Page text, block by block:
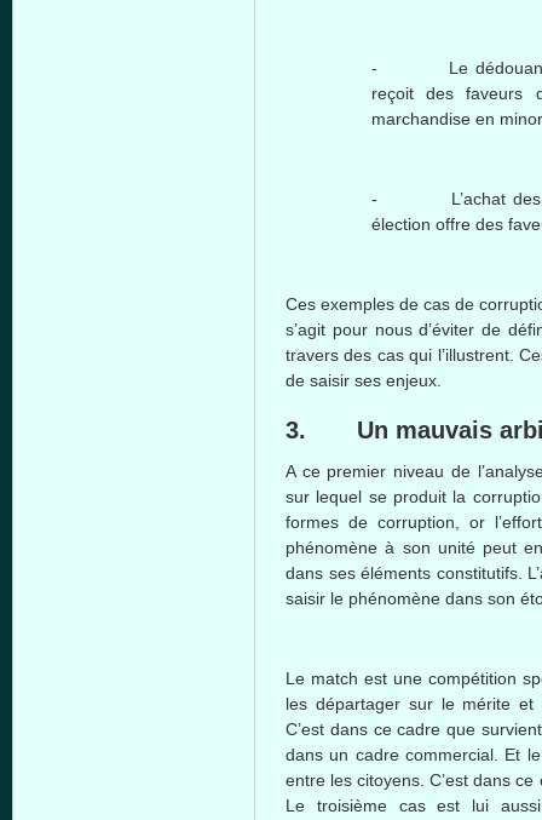
- Le
reçoit desfaveurs
marchandise en
- L’achat
élection offre des
Ces exemples decas de
s’agit pour nous d’éviter de
travers des casqui l’illustrent.
de saisir ses enjeux
3. Un mauvais
A cepremier niveau de
sur lequel se produit la
formes de corruption, or l’effort
phénomène à son unité peut
dans ses éléments constitutifs.
saisir le phénomène dans son
Le match est une compétition
les départager surle mérite et
C’est dans cecadre que survient
dans un cadre commercial. Et
entre lescitoyens .C’est dans ce
Le troisième cas est lui aussi